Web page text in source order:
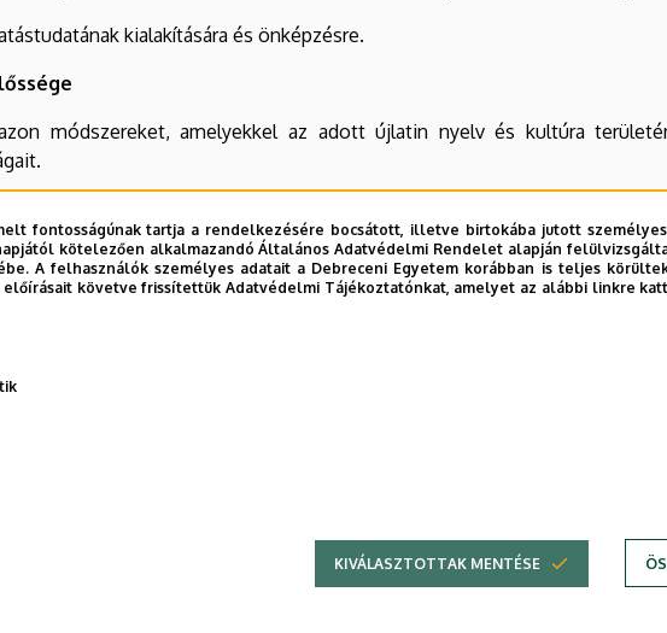
kialakítására és önképzésre.
módszereket, amelyekkel az adott újlatin nyelv és kultúra
kulturális hátterére.
bevont oktató(k),
fontosságúnak tartja a rendelkezésére bocsátott, illetve birtokába jutott
napjától kötelezően alkalmazandó Általános Adatvédelmi Rendelet alapján
A felhasználók személyes adatait a Debreceni Egyetem korábban is teljes
előírásait követve frissítettük Adatvédelmi Tájékoztatónkat, amelyet az alábbi linkre
KIVÁLASZTOTTAK MENTÉSE